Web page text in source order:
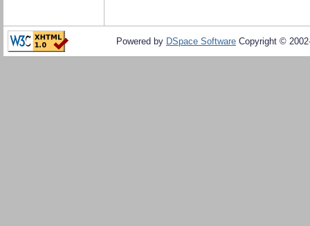
Powered by DSpace Software Copyright ©